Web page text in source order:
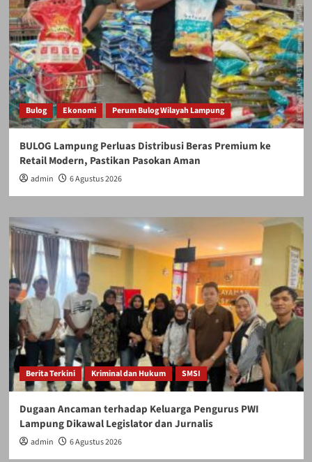
Bulog Ekonomi Perum Bulog Wilayah Lampung
BULOG Lampung Perluas Distribusi Beras Premium ke
Retail Modern, Pastikan Pasokan Aman
admin 6 Agustus 2026
Berita Terkini Kriminal dan Hukum SMSI
Dugaan Ancaman terhadap Keluarga Pengurus PWI
Lampung Dikawal Legislator dan Jurnalis
admin 6 Agustus 2026